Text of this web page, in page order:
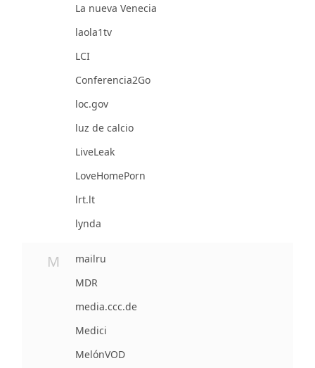
La nueva Venecia
laola1tv
LCI
Conferencia2Go
loc.gov
luz de calcio
LiveLeak
LoveHomePorn
lrt.lt
lynda
M
mailru
MDR
media.ccc.de
Medici
MelónVOD